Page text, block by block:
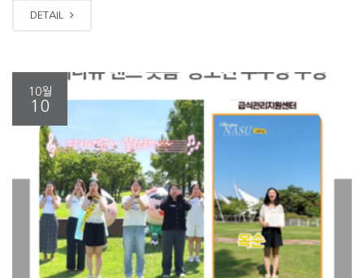
DETAIL
10월
10